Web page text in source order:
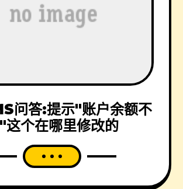
问答:提示"账户余额不
这个在哪里修改的